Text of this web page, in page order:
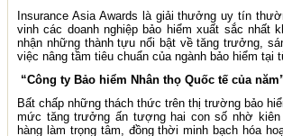
Insurance Asia Awards là giải thưởng uy tín
vinh các doanh nghiệp bảo hiểm xuất sắc
nhận những thành tựu nổi bật về tăng trưởng,
việc nâng tầm tiêu chuẩn của ngành bảo hiểm tại
“Công ty Bảo hiểm Nhân thọ Quốc tế của
Bất chấp những thách thức trên thị trường bảo
mức tăng trưởng ấn tượng hai con số nhờ
hàng làm trọng tâm, đồng thời minh bạch hóa